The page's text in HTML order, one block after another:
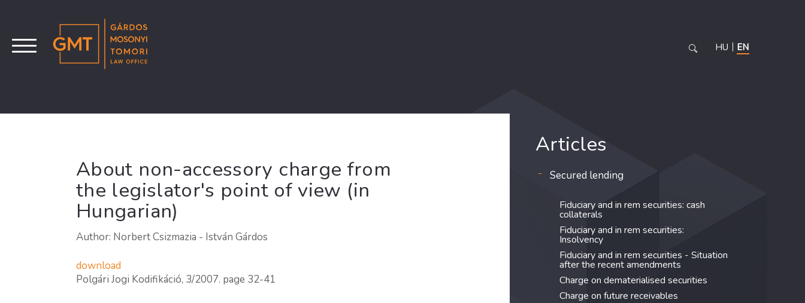
HU EN
About non-accessory charge from
the legislator's point of view (in
Hungarian)
Author: Norbert Csizmazia - István Gárdos
download
Polgári Jogi Kodifikáció, 3/2007. page 32-41
Articles
Secured lending
Fiduciary and in rem securities: cash
collaterals
Fiduciary and in rem securities:
Insolvency
Fiduciary and in rem securities - Situation
after the recent amendments
Charge on dematerialised securities
Charge on future receivables